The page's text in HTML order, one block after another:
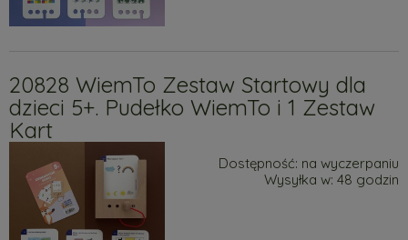
20828 WiemTo Zestaw Startowy dla
dzieci 5+. Pudełko WiemTo i 1 Zestaw
Kart
Dostępność: na wyczerpaniu
Wysyłka w: 48 godzin